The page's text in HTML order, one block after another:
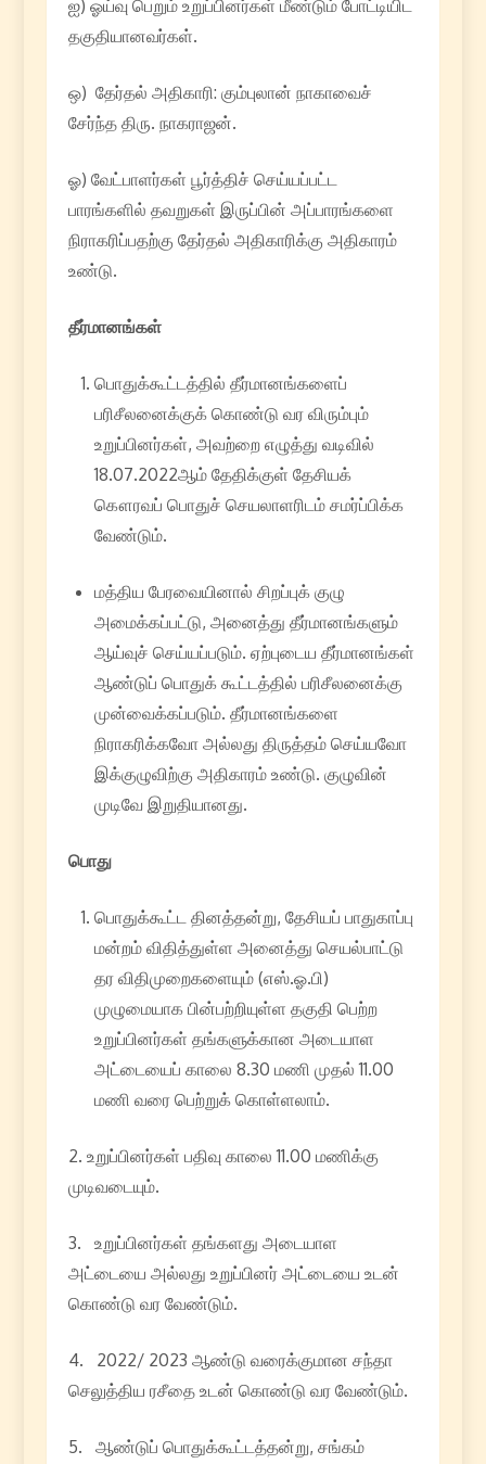
ஐ) ஓய்வு பெறும் உறுப்பினர்கள் மீண்டும் போட்டியிட
தகுதியானவர்கள்.
ஒ) தேர்தல் அதிகாரி: கும்புலான் நாகாவைச்
சேர்ந்த திரு. நாகராஜன்.
ஓ) வேட்பாளர்கள் பூர்த்திச் செய்யப்பட்ட
பாரங்களில் தவறுகள் இருப்பின் அப்பாரங்களை
நிராகரிப்பதற்கு தேர்தல் அதிகாரிக்கு அதிகாரம்
உண்டு.
தீர்மானங்கள்
பொதுக்கூட்டத்தில் தீர்மானங்களைப்
பரிசீலனைக்குக் கொண்டு வர விரும்பும்
உறுப்பினர்கள், அவற்றை எழுத்து வடிவில்
18.07.2022ஆம் தேதிக்குள் தேசியக்
கௌரவப் பொதுச் செயலாளரிடம் சமர்ப்பிக்க
வேண்டும்.
மத்திய பேரவையினால் சிறப்புக் குழு
அமைக்கப்பட்டு, அனைத்து தீர்மானங்களும்
ஆய்வுச் செய்யப்படும். ஏற்புடைய தீர்மானங்கள்
ஆண்டுப் பொதுக் கூட்டத்தில் பரிசீலனைக்கு
முன்வைக்கப்படும். தீர்மானங்களை
நிராகரிக்கவோ அல்லது திருத்தம் செய்யவோ
இக்குழுவிற்கு அதிகாரம் உண்டு. குழுவின்
முடிவே இறுதியானது.
பொது
பொதுக்கூட்ட தினத்தன்று, தேசியப் பாதுகாப்பு
மன்றம் விதித்துள்ள அனைத்து செயல்பாட்டு
தர விதிமுறைகளையும் (எஸ்.ஓ.பி)
முழுமையாக பின்பற்றியுள்ள தகுதி பெற்ற
உறுப்பினர்கள் தங்களுக்கான அடையாள
அட்டையைப் காலை 8.30 மணி முதல் 11.00
மணி வரை பெற்றுக் கொள்ளலாம்.
2. உறுப்பினர்கள் பதிவு காலை 11.00 மணிக்கு
முடிவடையும்.
3. உறுப்பினர்கள் தங்களது அடையாள
அட்டையை அல்லது உறுப்பினர் அட்டையை உடன்
கொண்டு வர வேண்டும்.
4. 2022/ 2023 ஆண்டு வரைக்குமான சந்தா
செலுத்திய ரசீதை உடன் கொண்டு வர வேண்டும்.
5. ஆண்டுப் பொதுக்கூட்டத்தன்று, சங்கம்